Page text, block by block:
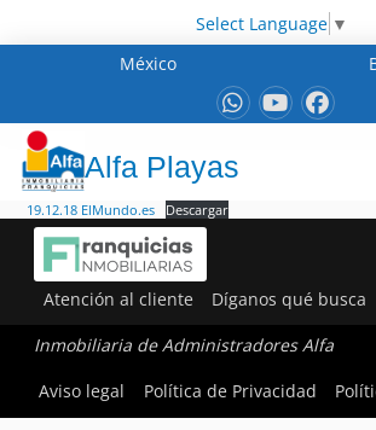
Select Language ▼
México
Alfa Playas
19.12.18 ElMundo.es Descargar
Atención al cliente Díganos qué busca
Inmobiliaria de Administradores Alfa
Aviso legal
Política de Privacidad